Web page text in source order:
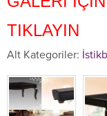
TIKLAYIN
Alt Kategoriler: